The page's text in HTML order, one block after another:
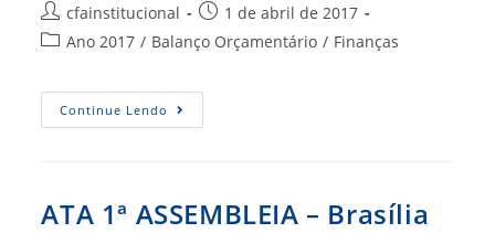
Autor
do
cfainstitucional
Post
publicado:
1 de abril de 2017
Categoria
post:
Ano 2017 / Balanço Orçamentário / Finanças
Continue Lendo BO
–
ATA 1ª ASSEMBLEIA – Brasília